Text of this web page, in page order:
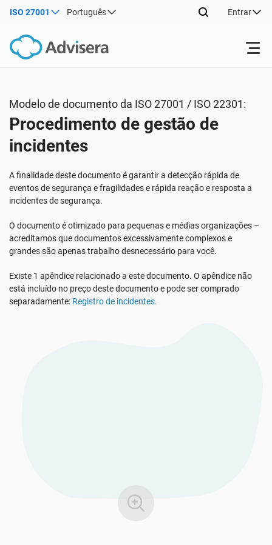
ISO 27001 Português Entrar
Voltar
ISO 27001
DORA
ISO 42001
EU GDPR
Recursos gratuitos
Voltar
Onde começar
Outros
Voltar
Consultores
Companhias de TI e SaaS
Infraestrutura crítica
Sobre nós
Contate-nos
Veja O Demo
Modelo de documento da ISO 27001 / ISO 22301:
Procedimento de gestão de
incidentes
A finalidade deste documento é garantir a detecção rápida de
eventos de segurança e fragilidades e rápida reação e resposta a
incidentes de segurança.
O documento é otimizado para pequenas e médias organizações –
acreditamos que documentos excessivamente complexos e
grandes são apenas trabalho desnecessário para você.
Existe 1 apêndice relacionado a este documento. O apêndice não
está incluído no preço deste documento e pode ser comprado
separadamente: Registro de incidentes.